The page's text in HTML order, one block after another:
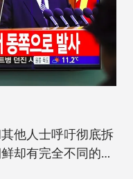
他人士呼吁彻底拆
却有完全不同的想
到进程情况，而不